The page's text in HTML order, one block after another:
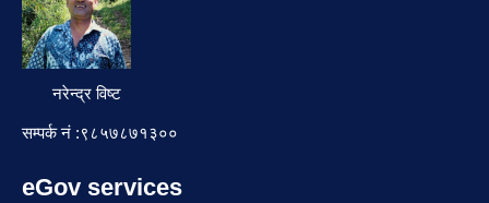
नरेन्द्र विष्ट
सम्पर्क नं :९८५७८७१३००
eGov services